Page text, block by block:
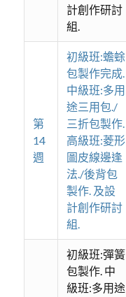
計創作研討
組.
第
14
週
初級班:蟾蜍
包製作完成.
中級班:多用
途三用包./
三折包製作.
高級班:菱形
圖皮線邊逢
法./後背包
製作. 及設
計創作研討
組.
初級班:彈簧
包製作. 中
級班:多用途